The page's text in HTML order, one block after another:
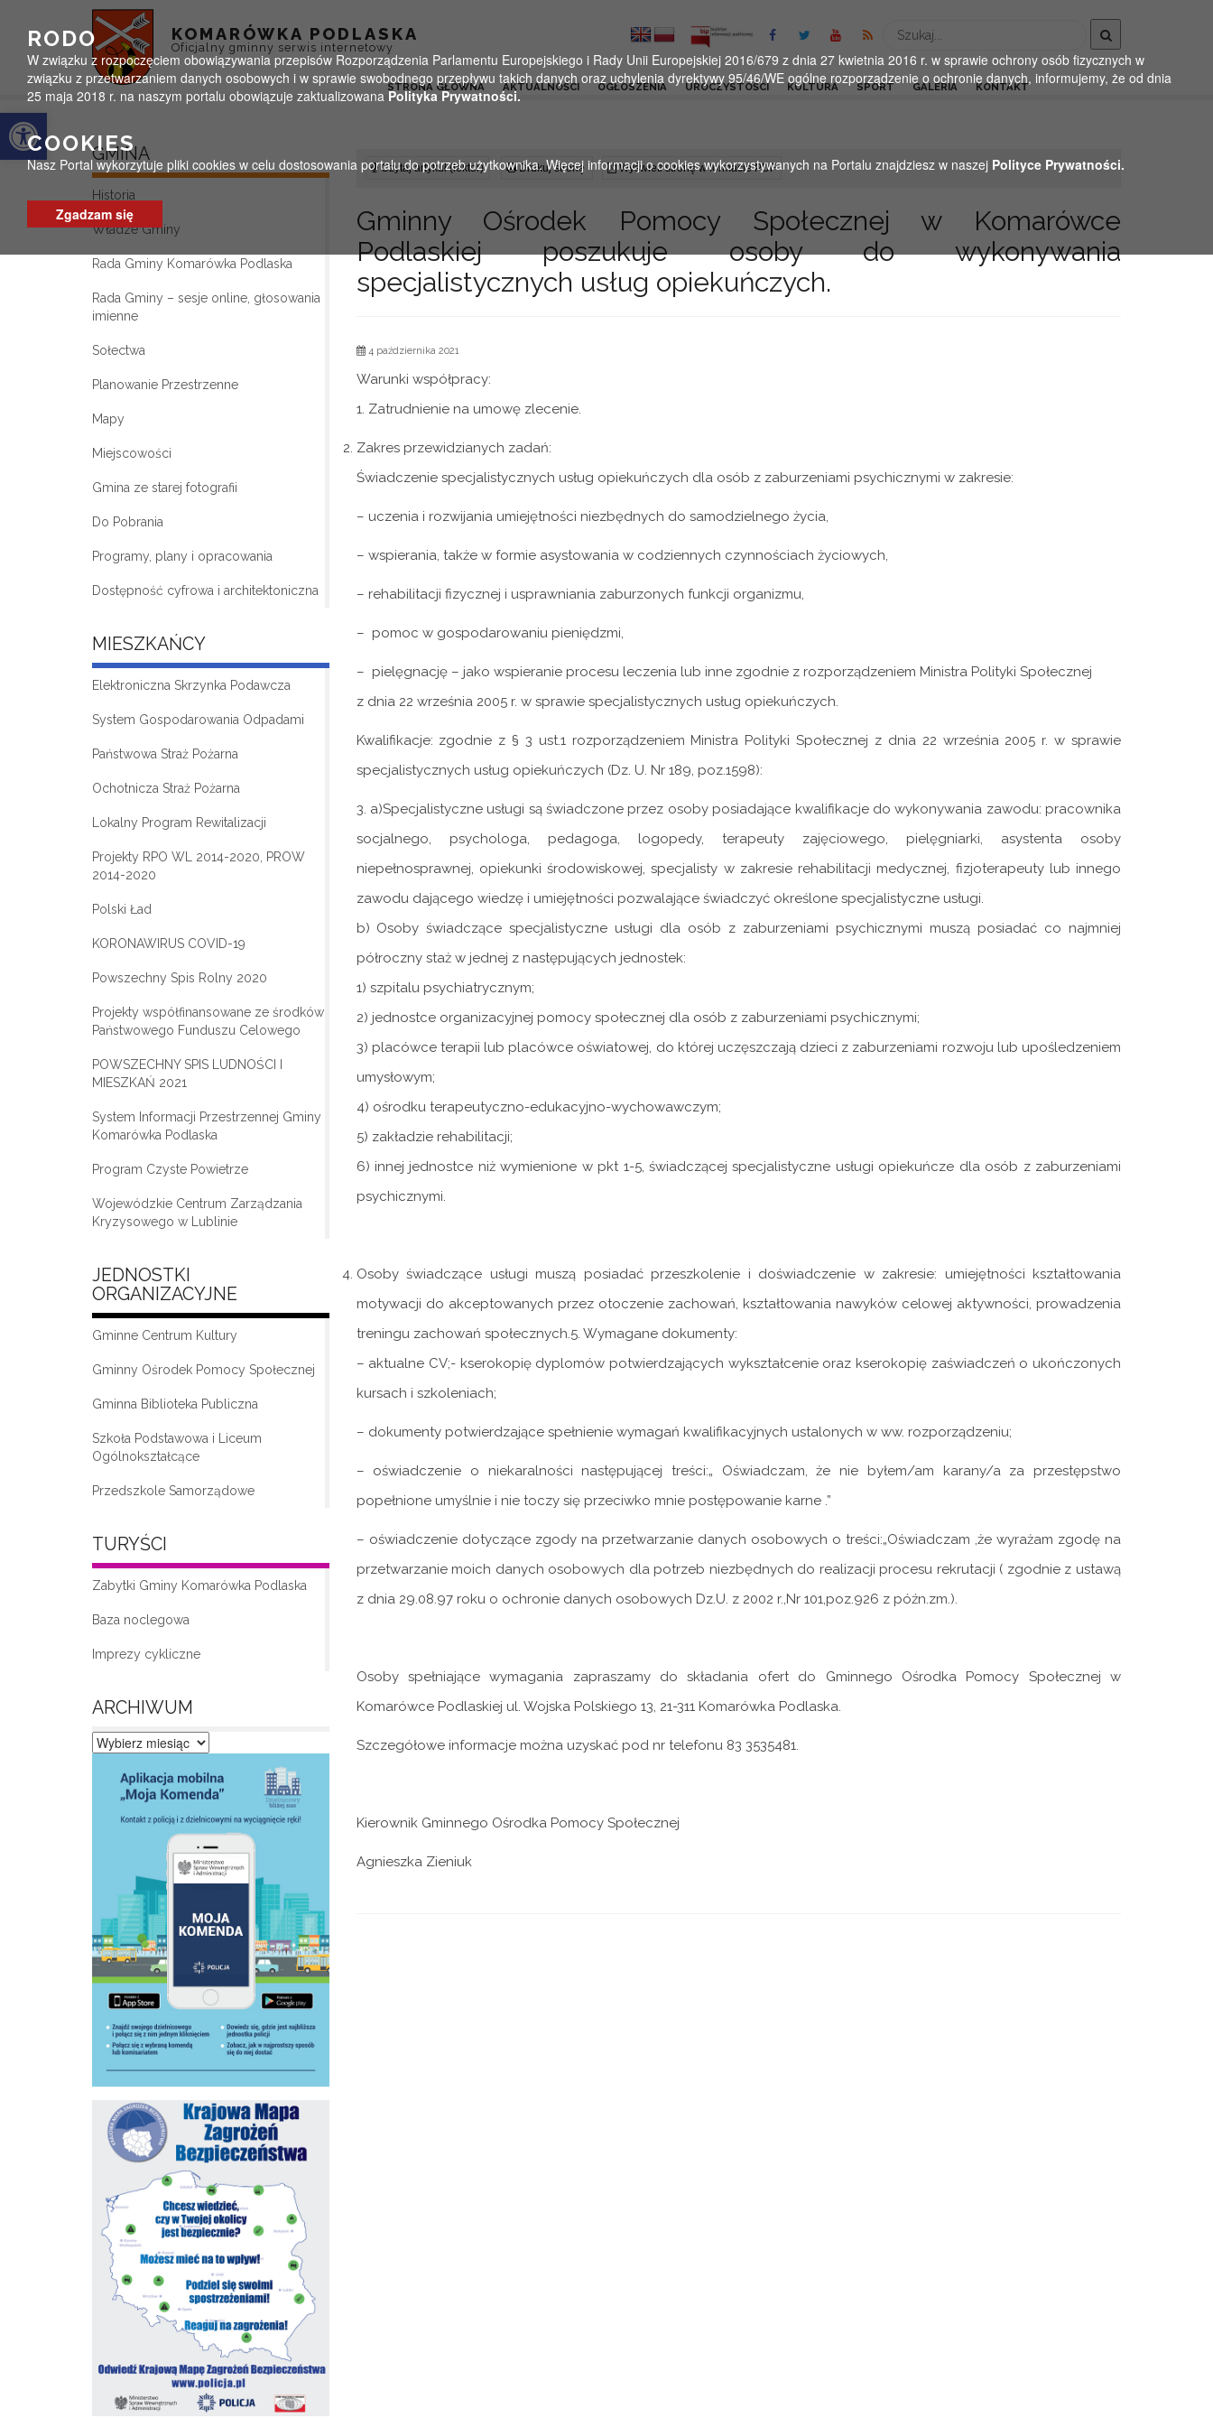
Otwórz pasek narzędzi
KOMARÓWKA PODLASKA
Oficjalny gminny serwis internetowy
Wyszukaj
STRONA GŁÓWNA AKTUALNOŚCI OGŁOSZENIA UROCZYSTOŚCI KULTURA SPORT GALERIA KONTAKT
GMINA
Historia
Władze Gminy
Rada Gminy Komarówka Podlaska
Rada Gminy – sesje online, głosowania
imienne
Sołectwa
Planowanie Przestrzenne
Mapy
Miejscowości
Gmina ze starej fotografii
Do Pobrania
Programy, plany i opracowania
Dostępność cyfrowa i architektoniczna
MIESZKAŃCY
Elektroniczna Skrzynka Podawcza
System Gospodarowania Odpadami
Państwowa Straż Pożarna
Ochotnicza Straż Pożarna
Lokalny Program Rewitalizacji
Projekty RPO WL 2014-2020, PROW
2014-2020
Polski Ład
KORONAWIRUS COVID-19
Powszechny Spis Rolny 2020
Projekty współfinansowane ze środków
Państwowego Funduszu Celowego
POWSZECHNY SPIS LUDNOŚCI I
MIESZKAŃ 2021
System Informacji Przestrzennej Gminy
Komarówka Podlaska
Program Czyste Powietrze
Wojewódzkie Centrum Zarządzania
Kryzysowego w Lublinie
JEDNOSTKI
ORGANIZACYJNE
Gminne Centrum Kultury
Gminny Ośrodek Pomocy Społecznej
„Moda na seniora – klub seniora w
Gminna Biblioteka Publiczna
Szkoła Podstawowa i Liceum
Ogólnokształcące
Przedszkole Samorządowe
TURYŚCI
Zabytki Gminy Komarówka Podlaska
Baza noclegowa
Imprezy cykliczne
ARCHIWUM
Archiwum
Czytaj artykuł (lektor) Drukuj stronę Wyświetl stronę w formacie PDF
Gminny Ośrodek Pomocy Społecznej w Komarówce
Podlaskiej poszukuje osoby do wykonywania
specjalistycznych usług opiekuńczych.
4 października 2021
Warunki współpracy:
1. Zatrudnienie na umowę zlecenie.
Zakres przewidzianych zadań:
Świadczenie specjalistycznych usług opiekuńczych dla osób z zaburzeniami psychicznymi w zakresie:
– uczenia i rozwijania umiejętności niezbędnych do samodzielnego życia,
– wspierania, także w formie asystowania w codziennych czynnościach życiowych,
– rehabilitacji fizycznej i usprawniania zaburzonych funkcji organizmu,
– pomoc w gospodarowaniu pieniędzmi,
– pielęgnację – jako wspieranie procesu leczenia lub inne zgodnie z rozporządzeniem Ministra Polityki Społecznej
z dnia 22 września 2005 r. w sprawie specjalistycznych usług opiekuńczych.
Kwalifikacje: zgodnie z § 3 ust.1 rozporządzeniem Ministra Polityki Społecznej z dnia 22 września 2005 r. w sprawie
specjalistycznych usług opiekuńczych (Dz. U. Nr 189, poz.1598):
3. a)Specjalistyczne usługi są świadczone przez osoby posiadające kwalifikacje do wykonywania zawodu: pracownika
socjalnego, psychologa, pedagoga, logopedy, terapeuty zajęciowego, pielęgniarki, asystenta osoby
niepełnosprawnej, opiekunki środowiskowej, specjalisty w zakresie rehabilitacji medycznej, fizjoterapeuty lub innego
zawodu dającego wiedzę i umiejętności pozwalające świadczyć określone specjalistyczne usługi.
b) Osoby świadczące specjalistyczne usługi dla osób z zaburzeniami psychicznymi muszą posiadać co najmniej
półroczny staż w jednej z następujących jednostek:
1) szpitalu psychiatrycznym;
2) jednostce organizacyjnej pomocy społecznej dla osób z zaburzeniami psychicznymi;
3) placówce terapii lub placówce oświatowej, do której uczęszczają dzieci z zaburzeniami rozwoju lub upośledzeniem
umysłowym;
4) ośrodku terapeutyczno-edukacyjno-wychowawczym;
5) zakładzie rehabilitacji;
6) innej jednostce niż wymienione w pkt 1-5, świadczącej specjalistyczne usługi opiekuńcze dla osób z zaburzeniami
psychicznymi.
Osoby świadczące usługi muszą posiadać przeszkolenie i doświadczenie w zakresie: umiejętności kształtowania
motywacji do akceptowanych przez otoczenie zachowań, kształtowania nawyków celowej aktywności, prowadzenia
treningu zachowań społecznych.5. Wymagane dokumenty:
– aktualne CV;- kserokopię dyplomów potwierdzających wykształcenie oraz kserokopię zaświadczeń o ukończonych
kursach i szkoleniach;
– dokumenty potwierdzające spełnienie wymagań kwalifikacyjnych ustalonych w ww. rozporządzeniu;
– oświadczenie o niekaralności następującej treści:„ Oświadczam, że nie byłem/am karany/a za przestępstwo
popełnione umyślnie i nie toczy się przeciwko mnie postępowanie karne .”
– oświadczenie dotyczące zgody na przetwarzanie danych osobowych o treści:„Oświadczam ,że wyrażam zgodę na
przetwarzanie moich danych osobowych dla potrzeb niezbędnych do realizacji procesu rekrutacji ( zgodnie z ustawą
z dnia 29.08.97 roku o ochronie danych osobowych Dz.U. z 2002 r.,Nr 101,poz.926 z późn.zm.).
Osoby spełniające wymagania zapraszamy do składania ofert do Gminnego Ośrodka Pomocy Społecznej w
Komarówce Podlaskiej ul. Wojska Polskiego 13, 21-311 Komarówka Podlaska.
Szczegółowe informacje można uzyskać pod nr telefonu 83 3535481.
Kierownik Gminnego Ośrodka Pomocy Społecznej
Agnieszka Zieniuk
RODO
W związku z rozpoczęciem obowiązywania przepisów Rozporządzenia Parlamentu Europejskiego i Rady Unii Europejskiej 2016/679 z dnia 27 kwietnia 2016 r. w sprawie ochrony osób fizycznych w
związku z przetwarzaniem danych osobowych i w sprawie swobodnego przepływu takich danych oraz uchylenia dyrektywy 95/46/WE ogólne rozporządzenie o ochronie danych, informujemy, że od dnia
25 maja 2018 r. na naszym portalu obowiązuje zaktualizowana Polityka Prywatności.
COOKIES
Nasz Portal wykorzytuje pliki cookies w celu dostosowania portalu do potrzeb użytkownika. Więcej informacji o cookies wykorzystywanych na Portalu znajdziesz w naszej Polityce Prywatności.
Zgadzam się